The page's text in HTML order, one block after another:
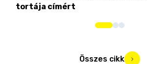
tortája címért
Összes cikk